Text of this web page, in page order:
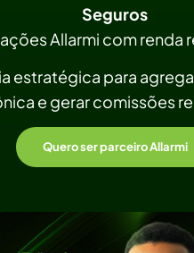
Seguros
Allarmi com renda
estratégica para
e gerar comissões
Quero ser parceiro Allarmi